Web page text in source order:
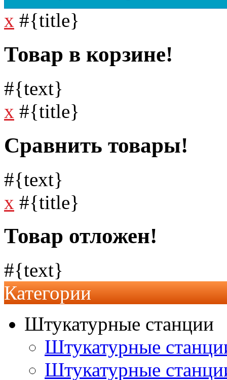
x #{title}
Товар в корзине!
#{text}
x #{title}
Сравнить товары!
#{text}
x #{title}
Товар отложен!
#{text}
Категории
Штукатурные станции
Штукатурные
Штукатурные